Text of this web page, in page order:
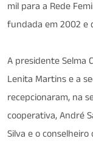
mil para a Rede
fundada em 2002 e
A presidente Selma
Lenita Martins e a
recepcionaram, na
cooperativa, André
Silva e o